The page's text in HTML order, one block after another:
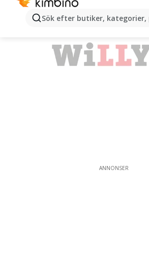
Sök efter butiker, kategorier,
ANNONSER